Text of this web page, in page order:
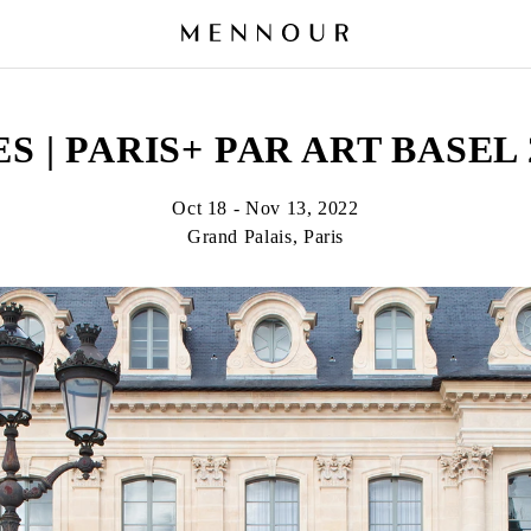
| PARIS+ PAR ART BASEL
Oct 18 - Nov 13, 2022
Grand Palais, Paris